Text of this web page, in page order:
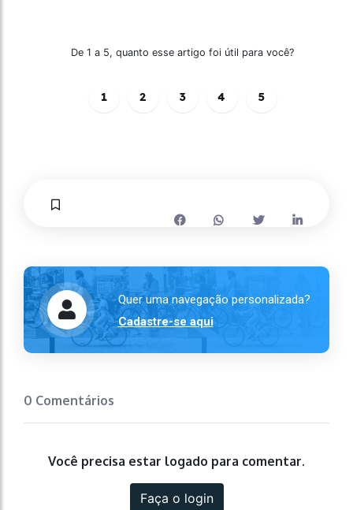
De 1 a 5, quanto esse artigo foi útil para você?
1 2 3 4 5
Quer uma navegação personalizada?
Cadastre-se aqui
0 Comentários
Você precisa estar logado para comentar.
Faça o login